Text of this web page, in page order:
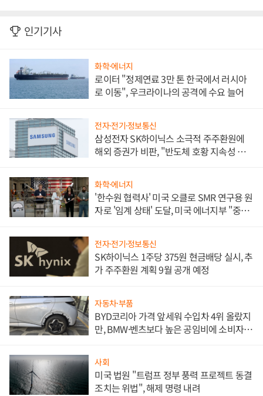
인기기사
화학·에너지
로이터 "정제연료 3만 톤 한국에서 러시아
로 이동", 우크라이나의 공격에 수요 늘어
전자·전기·정보통신
삼성전자 SK하이닉스 소극적 주주환원에
해외 증권가 비판, "반도체 호황 지속성 의
화학·에너지
'한수원 협력사' 미국 오클로 SMR 연구용 원
자로 '임계 상태' 도달, 미국 에너지부 "중요
전자·전기·정보통신
SK하이닉스 1주당 375원 현금배당 실시, 추
가 주주환원 계획 9월 공개 예정
자동차·부품
BYD코리아 가격 앞세워 수입차 4위 올랐지
만, BMW·벤츠보다 높은 공임비에 소비자
사회
미국 법원 "트럼프 정부 풍력 프로젝트 동결
조치는 위법", 해제 명령 내려